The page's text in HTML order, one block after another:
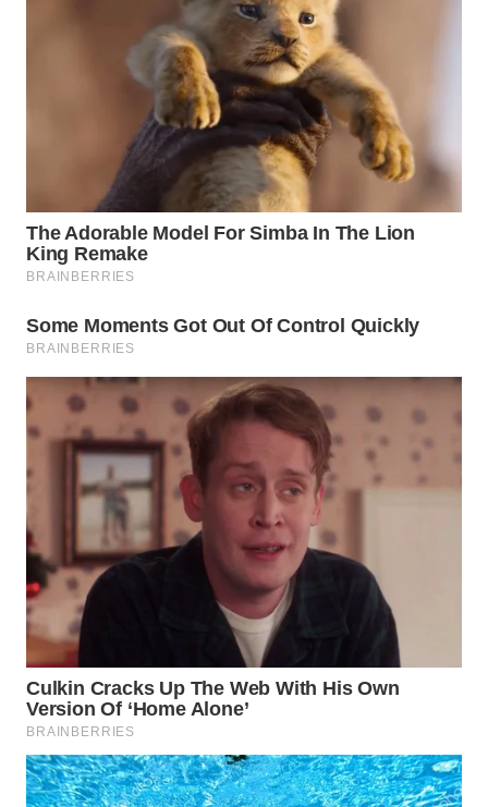
NATUNA
WN
BINTAN
WN
LIKUPANG
WN
LABUANBAJO
WN
BORNEO
Wahana
Media
Group
WAHANA
NEWS